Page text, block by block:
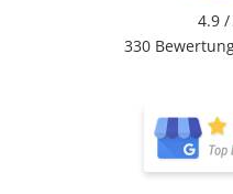
4.9 /
330